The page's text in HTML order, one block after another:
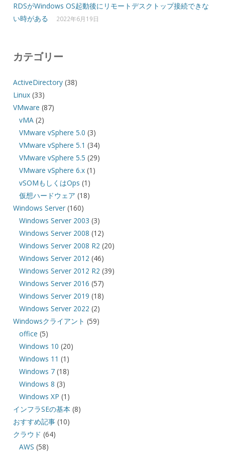
RDSがWindows OS起動後にリモートデスクトップ接続できな
い時がある
2022年6月19日
カテゴリー
ActiveDirectory(38)
Linux(33)
VMware (87)
vMA (2)
VMware vSphere 5.0 (3)
VMware vSphere 5.1 (34)
VMware vSphere 5.5 (29)
VMware vSphere 6.x (1)
vSOMもしくはOps (1)
仮想ハードウェア (18)
Windows Server(160)
Windows Server 2003 (3)
Windows Server 2008 (12)
Windows Server 2008 R2 (20)
Windows Server 2012 (46)
Windows Server 2012 R2 (39)
Windows Server 2016 (57)
Windows Server 2019 (18)
Windows Server 2022 (2)
Windowsクライアント (59)
office (5)
Windows 10 (20)
Windows 11 (1)
Windows 7 (18)
Windows 8 (3)
Windows XP (1)
インフラSEの基本 (8)
おすすめ記事(10)
クラウド (64)
AWS (58)